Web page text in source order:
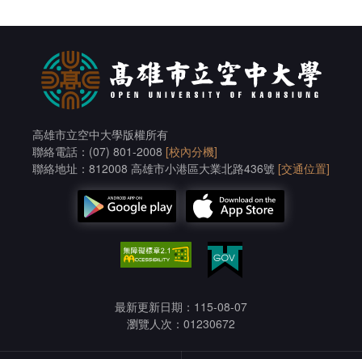
高雄市立空中大學版權所有
聯絡電話：(07) 801-2008 [校內分機]
聯絡地址：812008 高雄市小港區大業北路436號 [交通位置]
最新更新日期：115-08-07
瀏覽人次：01230672